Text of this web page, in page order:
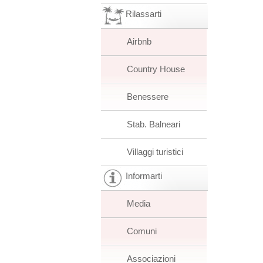
Rilassarti
Airbnb
Country House
Benessere
Stab. Balneari
Villaggi turistici
Informarti
Media
Comuni
Associazioni